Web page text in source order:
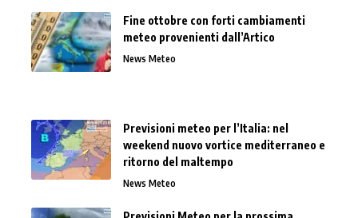
Fine ottobre con forti cambiamenti
meteo provenienti dall’Artico
News Meteo
Previsioni meteo per l’Italia: nel
weekend nuovo vortice mediterraneo e
ritorno del maltempo
News Meteo